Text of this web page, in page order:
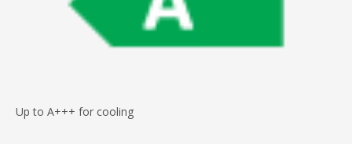
Up to A+++ for cooling